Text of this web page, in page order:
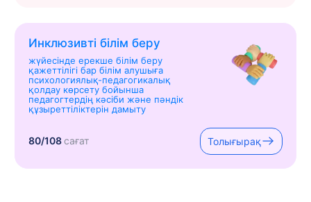
Инклюзивті білім беру
жүйесінде ерекше білім беру
қажеттілігі бар білім алушыға
психологиялық-педагогикалық
қолдау көрсету бойынша
педагогтердің кәсіби және пәндік
құзыреттіліктерін дамыту
80/108сағат Толығырақ